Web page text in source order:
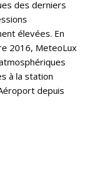
des derniers
élevées. En
2016, MeteoLux
à la station
depuis